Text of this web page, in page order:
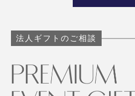
法人ギフトのご相談